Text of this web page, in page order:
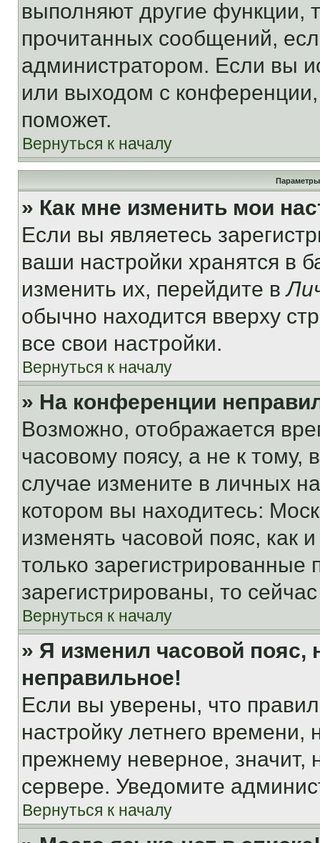
выполняют другие функции,
прочитанных сообщений,
администратором. Если вы
или выходом с
поможет.
Вернуться к началу
Параметры
» Как мне изменить мои
Если вы являетесь
ваши настройки хранятся в
изменить их, перейдите в
обычно находится вверху
все свои настройки.
Вернуться к началу
» На конференции
Возможно, отображается
часовому поясу, а не к тому,
случае измените в личных
котором вы находитесь:
изменять часовой пояс, как
только
зарегистрированы, то
Вернуться к началу
» Я изменил часовой пояс,
неправильное!
Если вы уверены, что
настройку летнего
прежнему неверное, значит,
сервере. Уведомите
Вернуться к началу